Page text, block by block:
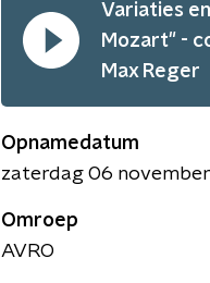
Variaties
Mozart" -
Max Reger
Opnamedatum
zaterdag 06 november
Omroep
AVRO